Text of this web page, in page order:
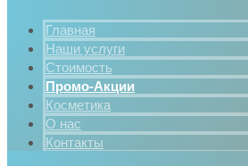
Главная
Наши услуги
Стоимость
Промо-Акции
Косметика
О нас
Контакты